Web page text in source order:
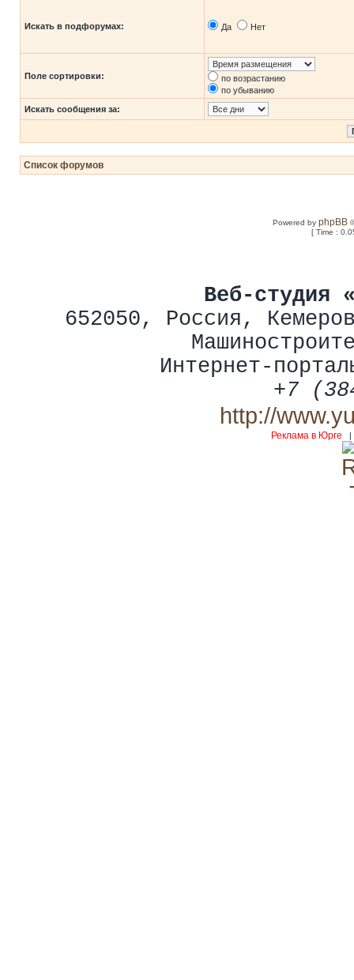
Искать в подфорумах: Да Нет
Поле сортировки:
по возрастанию
по убыванию
Искать сообщения за:
Список форумов
Powered byphpBB
[ Time :
Веб-студия
652050, Россия ,
Интернет-
+7
http://
Реклама в Юрге